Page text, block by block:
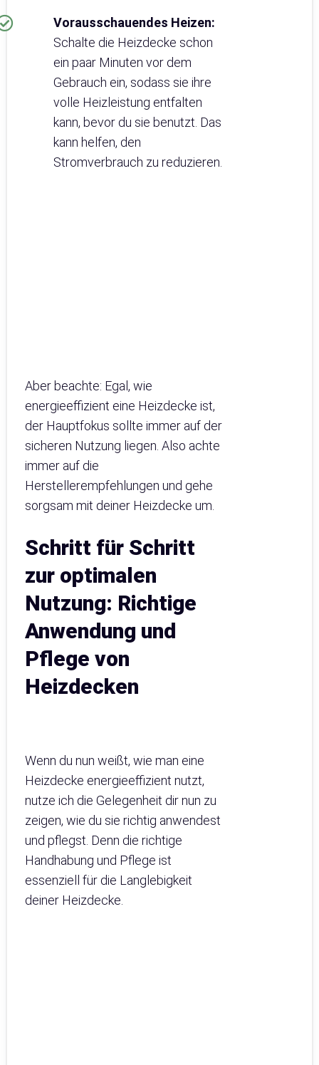
Vorausschauendes Heizen:
Schalte die Heizdecke schon
ein paar Minuten vor dem
Gebrauch ein, sodass sie ihre
volle Heizleistung entfalten
kann, bevor du sie benutzt. Das
kann helfen, den
Stromverbrauch zu reduzieren.
Aber beachte: Egal, wie
energieeffizient eine Heizdecke ist,
der Hauptfokus sollte immer auf der
sicheren Nutzung liegen. Also achte
immer auf die
Herstellerempfehlungen und gehe
sorgsam mit deiner Heizdecke um.
Schritt für Schritt
zur optimalen
Nutzung: Richtige
Anwendung und
Pflege von
Heizdecken
Wenn du nun weißt, wie man eine
Heizdecke energieeffizient nutzt,
nutze ich die Gelegenheit dir nun zu
zeigen, wie du sie richtig anwendest
und pflegst. Denn die richtige
Handhabung und Pflege ist
essenziell für die Langlebigkeit
deiner Heizdecke.